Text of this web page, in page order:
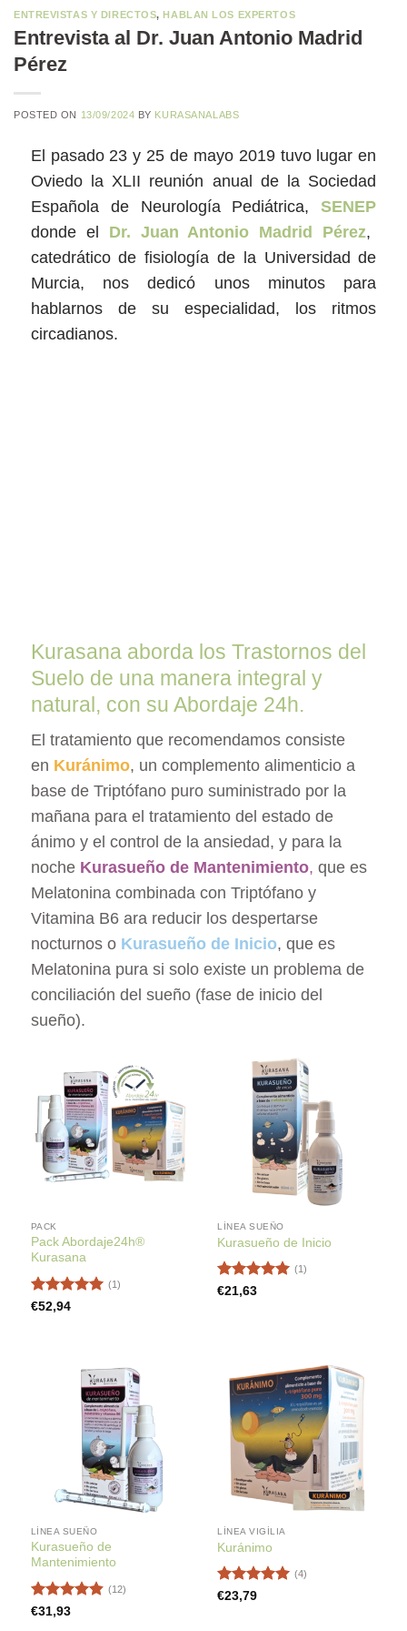
ENTREVISTAS Y DIRECTOS,HABLAN LOS EXPERTOS
Entrevista al Dr. Juan Antonio Madrid
Pérez
POSTED ON 13/09/2024 BY KURASANALABS
El pasado 23 y 25 de mayo 2019 tuvo lugar en
Oviedo la XLII reunión anual de la Sociedad
Española de Neurología Pediátrica,SENEP
donde el Dr. Juan Antonio Madrid Pérez,
catedrático de fisiología de la Universidad de
Murcia, nos dedicó unos minutos para
hablarnos de su especialidad, los ritmos
circadianos.
Kurasana aborda los Trastornos del
Suelo de una manera integral y
natural, con su Abordaje 24h.
El tratamiento que recomendamos consiste
en Kuránimo, un complemento alimenticio a
base de Triptófano puro suministrado por la
mañana para el tratamiento del estado de
ánimo y el control de la ansiedad, y para la
noche Kurasueño de Mantenimiento, que es
Melatonina combinada con Triptófano y
Vitamina B6 ara reducir los despertarse
nocturnos o Kurasueño de Inicio, que es
Melatonina pura si solo existe un problema de
conciliación del sueño (fase de inicio del
sueño).
PACK
Pack Abordaje24h®
Kurasana
Valorado
(1)
€52,94
LÍNEA SUEÑO
Kurasueño de Inicio
Valorado
(1)
€21,63
LÍNEA SUEÑO
Kurasueño de
Mantenimiento
Valorado
(12)
€31,93
LÍNEA VIGÍLIA
Kuránimo
Valorado
(4)
€23,79